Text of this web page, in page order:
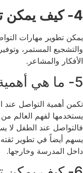
4- كيف يمكن تطوير مهارات التواصل؟
يمكن تطوير مهارات
والتشجيع المستمر،
الأفكار والمشاعر.
5- ما هي أهمية التواصل عند الطفل؟
تكمن أهمية التواصل عند
يستخدمها لفهم العالم من
فالتواصل عند الطفل لا
يسهم أيضاً في تطوير
داخل المدرسة وخارجها.